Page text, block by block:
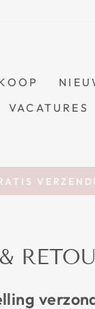
VACATURES